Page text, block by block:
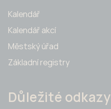
Kalendář
Kalendář akcí
Městský úřad
Základní registry
Důležité odkazy